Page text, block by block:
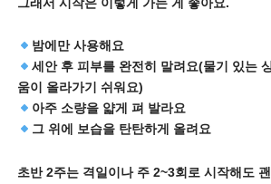
밤에만 사용해요
세안 후 피부를 완전히 말려요(물기 있는
움이 올라가기 쉬워요)
아주 소량을 얇게 펴 발라요
그 위에 보습을 탄탄하게 올려요
초반 2주는 격일이나 주 2~3회로 시작해도